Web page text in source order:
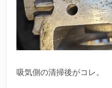
吸気側の清掃後がコレ。